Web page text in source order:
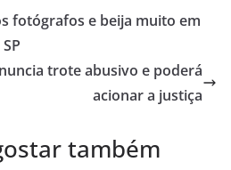
fotógrafos e beija muito em
trote abusivo e poderá
acionar a justiça
também